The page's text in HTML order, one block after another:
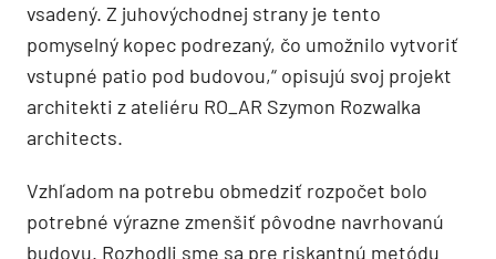
vsadený. Z juhovýchodnej strany je tento
pomyselný kopec podrezaný, čo umožnilo vytvoriť
vstupné patio pod budovou,“ opisujú svoj projekt
architekti z ateliéru RO_AR Szymon Rozwalka
architects.
Vzhľadom na potrebu obmedziť rozpočet bolo
potrebné výrazne zmenšiť pôvodne navrhovanú
budovu. Rozhodli sme sa pre riskantnú metódu